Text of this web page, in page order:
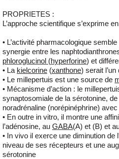
PROPRIETES :
L’approche scientifique s’exprime
• L’activité pharmacologique
synergie entre les
phloroglucinol (hyperforine) et
• La kielcorine (xanthone) serait
• Le millepertuis est une source de
• Mécanisme d’action : le
synaptosomiale de la sérotonine,
noradrénaline (norépinéphrine)
• En outre in vitro, il montre une
l’adénosine, au GABA(A) et (B) et
• In vivo il exerce une diminution de
niveau de ses récepteurs et une
sérotonine